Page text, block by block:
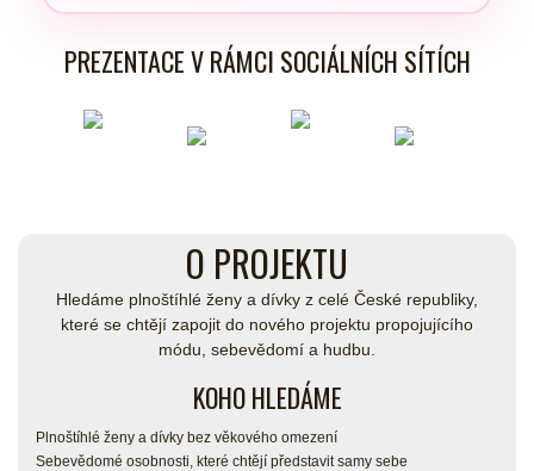
PREZENTACE V RÁMCI SOCIÁLNÍCH SÍTÍCH
O PROJEKTU
Hledáme plnoštíhlé ženy a dívky z celé České republiky,
které se chtějí zapojit do nového projektu propojujícího
módu, sebevědomí a hudbu.
KOHO HLEDÁME
Plnoštíhlé ženy a dívky bez věkového omezení
Sebevědomé osobnosti, které chtějí představit samy sebe